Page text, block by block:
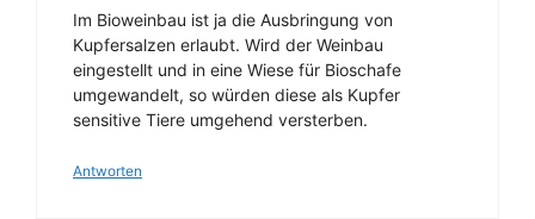
Im Bioweinbau ist ja die Ausbringung von
Kupfersalzen erlaubt. Wird der Weinbau
eingestellt und in eine Wiese für Bioschafe
umgewandelt, so würden diese als Kupfer
sensitive Tiere umgehend versterben.
Antworten